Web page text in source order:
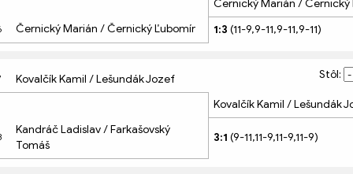
Černický Marián / Černický
Černický Marián / Černický Ľubomír 1:3 (11-9,9-11,9-11,9-11)
Stôl:
Kovalčík Kamil / Lešundák Jozef
Kovalčík Kamil / Lešundák
Kandráč Ladislav / Farkašovský
Tomáš
3:1 (9-11,11-9,11-9,11-9)